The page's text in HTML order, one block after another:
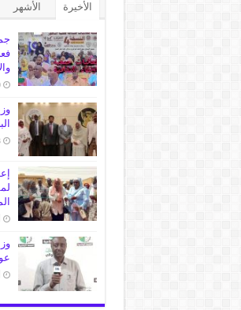
الأخيرة الأشهر
‏20 ساعة مضت
‏3 أيام مضت